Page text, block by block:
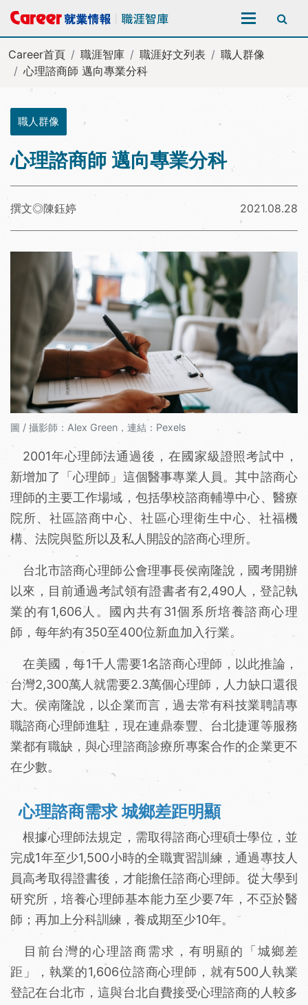
全站搜尋
Career首頁 職涯智庫 職涯好文列表
職人群像
心理諮商師 邁向專業分科
職人群像
心理諮商師 邁向專業分科
撰文◎陳鈺婷 2021.08.28
圖 / 攝影師：Alex Green，連結：Pexels
2001年心理師法通過後，在國家級證照考試中，
新增加了「心理師」這個醫事專業人員。其中諮商心
理師的主要工作場域，包括學校諮商輔導中心、醫療
院所、社區諮商中心、社區心理衛生中心、社福機
構、法院與監所以及私人開設的諮商心理所。
台北市諮商心理師公會理事長侯南隆說，國考開辦
以來，目前通過考試領有證書者有2,490人，登記執
業的有1,606人。國內共有31個系所培養諮商心理
師，每年約有350至400位新血加入行業。
在美國，每1千人需要1名諮商心理師，以此推論，
台灣2,300萬人就需要2.3萬個心理師，人力缺口還很
大。侯南隆說，以企業而言，過去常有科技業聘請專
職諮商心理師進駐，現在連鼎泰豐、台北捷運等服務
業都有職缺，與心理諮商診療所專案合作的企業更不
在少數。
心理諮商需求 城鄉差距明顯
根據心理師法規定，需取得諮商心理碩士學位，並
完成1年至少1,500小時的全職實習訓練，通過專技人
員高考取得證書後，才能擔任諮商心理師。從大學到
研究所，培養心理師基本能力至少要7年，不亞於醫
師；再加上分科訓練，養成期至少10年。
目前台灣的心理諮商需求，有明顯的「城鄉差
距」，執業的1,606位諮商心理師，就有500人執業
登記在台北市，這與台北自費接受心理諮商的人較多